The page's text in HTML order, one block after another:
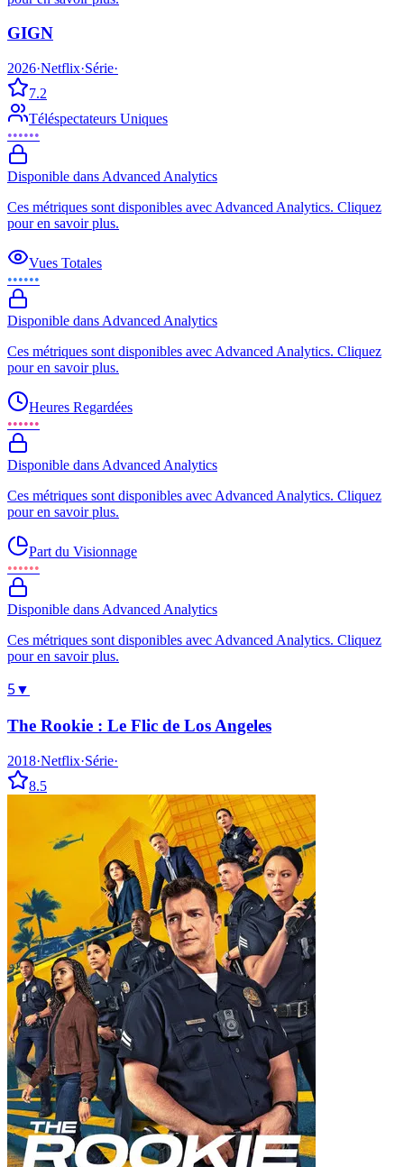
GIGN
2026·Netflix·Série·
7.2
Téléspectateurs Uniques
••••••
Disponible dans Advanced Analytics
Ces métriques sont disponibles avec Advanced Analytics. Cliquez
pour en savoir plus.
Vues Totales
••••••
Disponible dans Advanced Analytics
Ces métriques sont disponibles avec Advanced Analytics. Cliquez
pour en savoir plus.
Heures Regardées
••••••
Disponible dans Advanced Analytics
Ces métriques sont disponibles avec Advanced Analytics. Cliquez
pour en savoir plus.
Part du Visionnage
••••••
Disponible dans Advanced Analytics
Ces métriques sont disponibles avec Advanced Analytics. Cliquez
pour en savoir plus.
5▼
The Rookie : Le Flic de Los Angeles
2018·Netflix·Série·
8.5